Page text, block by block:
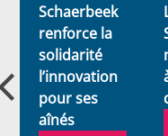
Schaerbeek
renforce la
solidarité
l’innovation
pour ses
aînés